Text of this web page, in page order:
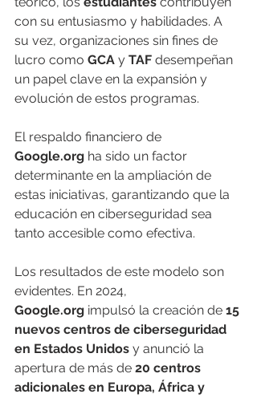
con su entusiasmo y habilidades. A
su vez, organizaciones sin fines de
lucro como GCA y TAF desempeñan
un papel clave en la expansión y
evolución de estos programas.
El respaldo financiero de
Google.org ha sido un factor
determinante en la ampliación de
estas iniciativas, garantizando que la
educación en ciberseguridad sea
tanto accesible como efectiva.
Los resultados de este modelo son
evidentes. En 2024,
Google.org impulsó la creación de 15
nuevos centros de ciberseguridad
en Estados Unidos y anunció la
apertura de más de 20 centros
adicionales en Europa, África y